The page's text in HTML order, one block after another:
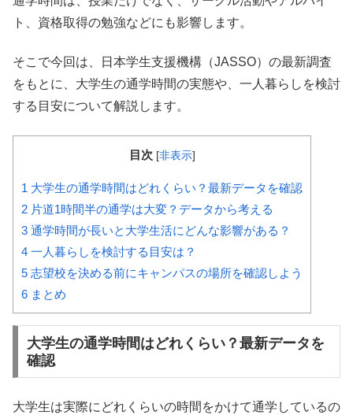
ト、資格取得の勉強などにも影響します。
そこで今回は、日本学生支援機構（JASSO）の最新調査
をもとに、大学生の通学時間の実態や、一人暮らしを検討
する目安について解説します。
目次 [非表示]
1 大学生の通学時間はどれくらい？最新データを確認
2 片道1時間半の通学は大変？データから考える
3 通学時間が長いと大学生活にどんな影響がある？
4 一人暮らしを検討する目安は？
5 志望校を決める前にキャンパスの場所を確認しよう
6 まとめ
大学生の通学時間はどれくらい？最新データを
確認
大学生は実際にどれくらいの時間をかけて通学しているの